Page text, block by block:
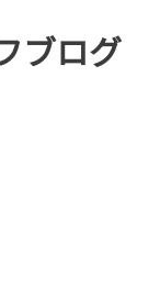
ブログ